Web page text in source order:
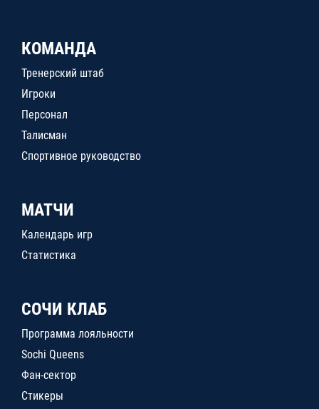
КОМАНДА
Тренерский штаб
Игроки
Персонал
Талисман
Спортивное руководство
МАТЧИ
Календарь игр
Статистика
СОЧИ КЛАБ
Программа лояльности
Sochi Queens
Фан-сектор
Стикеры